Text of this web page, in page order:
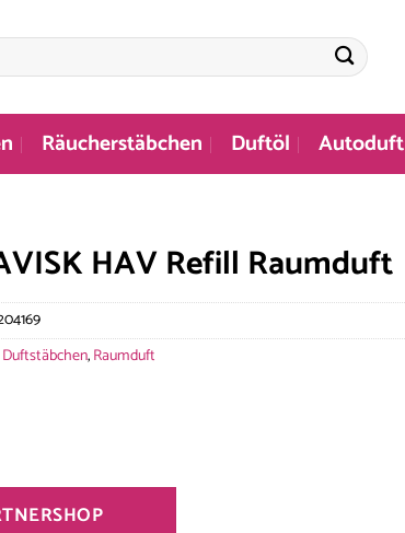
Räucherstäbchen Duftöl Autoduft
HAV Refill Raumduft
,Raumduft